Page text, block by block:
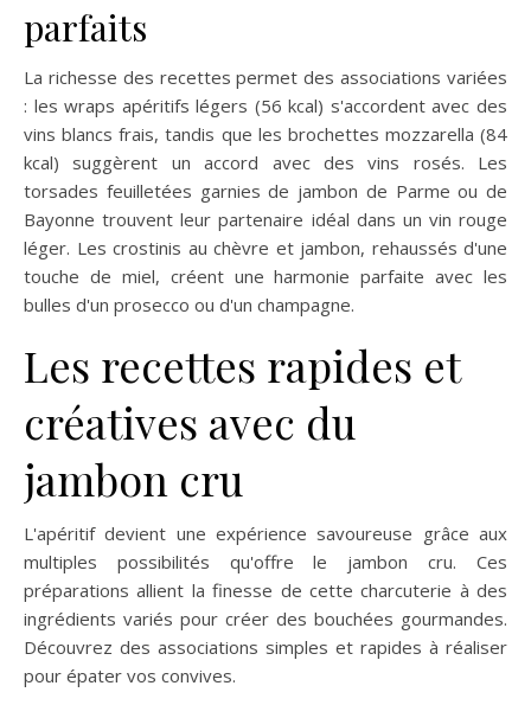
parfaits
La richesse des recettes permet des associations variées
: les wraps apéritifs légers (56 kcal) s'accordent avec des
vins blancs frais, tandis que les brochettes mozzarella (84
kcal) suggèrent un accord avec des vins rosés. Les
torsades feuilletées garnies de jambon de Parme ou de
Bayonne trouvent leur partenaire idéal dans un vin rouge
léger. Les crostinis au chèvre et jambon, rehaussés d'une
touche de miel, créent une harmonie parfaite avec les
bulles d'un prosecco ou d'un champagne.
Les recettes rapides et
créatives avec du
jambon cru
L'apéritif devient une expérience savoureuse grâce aux
multiples possibilités qu'offre le jambon cru. Ces
préparations allient la finesse de cette charcuterie à des
ingrédients variés pour créer des bouchées gourmandes.
Découvrez des associations simples et rapides à réaliser
pour épater vos convives.